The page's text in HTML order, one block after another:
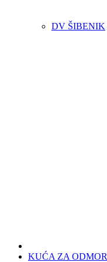
DV ŠIBENIK
KUĆA ZA ODMOR